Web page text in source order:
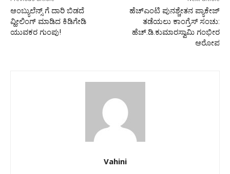
ಆಂಬ್ಯುಲೆನ್ಸ್​ ಗೆ ದಾರಿ ಬಿಡದೆ
ವ್ಹೀಲಿಂಗ್ ಮಾಡಿದ ಕಿಡಿಗೇಡಿ
ಯುವಕರ ಗುಂಪು!
ಹೆಚ್ಎಂಟಿ ಪುನಶ್ಚೇತನ ಪ್ಯಾಕೇಜ್
ತಡೆಯಲು ಕಾಂಗ್ರೆಸ್ ಸಂಚು:
ಹೆಚ್.ಡಿ.ಕುಮಾರಸ್ವಾಮಿ ಗಂಭೀರ
ಆರೋಪ
Vahini